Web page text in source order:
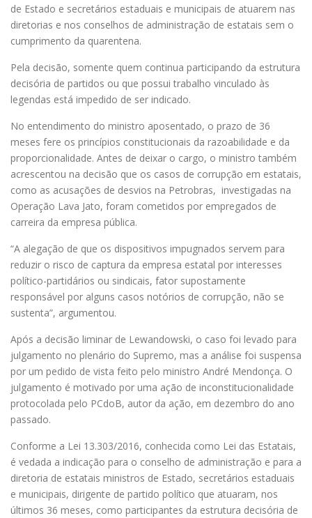
de Estado e secretários estaduais e municipais de atuarem nas
diretorias e nos conselhos de administração de estatais sem o
cumprimento da quarentena.
Pela decisão, somente quem continua participando da estrutura
decisória de partidos ou que possui trabalho vinculado às
legendas está impedido de ser indicado.
No entendimento do ministro aposentado, o prazo de 36
meses fere os princípios constitucionais da razoabilidade e da
proporcionalidade. Antes de deixar o cargo, o ministro também
acrescentou na decisão que os casos de corrupção em estatais,
como as acusações de desvios na Petrobras, investigadas na
Operação Lava Jato, foram cometidos por empregados de
carreira da empresa pública.
“A alegação de que os dispositivos impugnados servem para
reduzir o risco de captura da empresa estatal por interesses
político-partidários ou sindicais, fator supostamente
responsável por alguns casos notórios de corrupção, não se
sustenta”, argumentou.
Após a decisão liminar de Lewandowski, o caso foi levado para
julgamento no plenário do Supremo, mas a análise foi suspensa
por um pedido de vista feito pelo ministro André Mendonça. O
julgamento é motivado por uma ação de inconstitucionalidade
protocolada pelo PCdoB, autor da ação, em dezembro do ano
passado.
Conforme a Lei 13.303/2016, conhecida como Lei das Estatais,
é vedada a indicação para o conselho de administração e para a
diretoria de estatais ministros de Estado, secretários estaduais
e municipais, dirigente de partido político que atuaram, nos
últimos 36 meses, como participantes da estrutura decisória de